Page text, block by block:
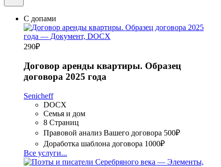
С допами
290₽
Договор аренды квартиры. Образец
договора 2025 года
Senicheff
DOCX
Семья и дом
8 Страниц
Правовой анализ Вашего договора 500₽
Доработка шаблона договора 1000₽
Все услуги...